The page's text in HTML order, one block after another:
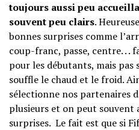
toujours aussi peu
souvent peu clairs.
bonnes surprises comme
coup-franc, passe, centre. . .
pour les débutants, mais pas
souffle le chaud et le froid.
sélectionne nos partenaires
plusieurs et on peut souvent
surprises. Le fait est que si